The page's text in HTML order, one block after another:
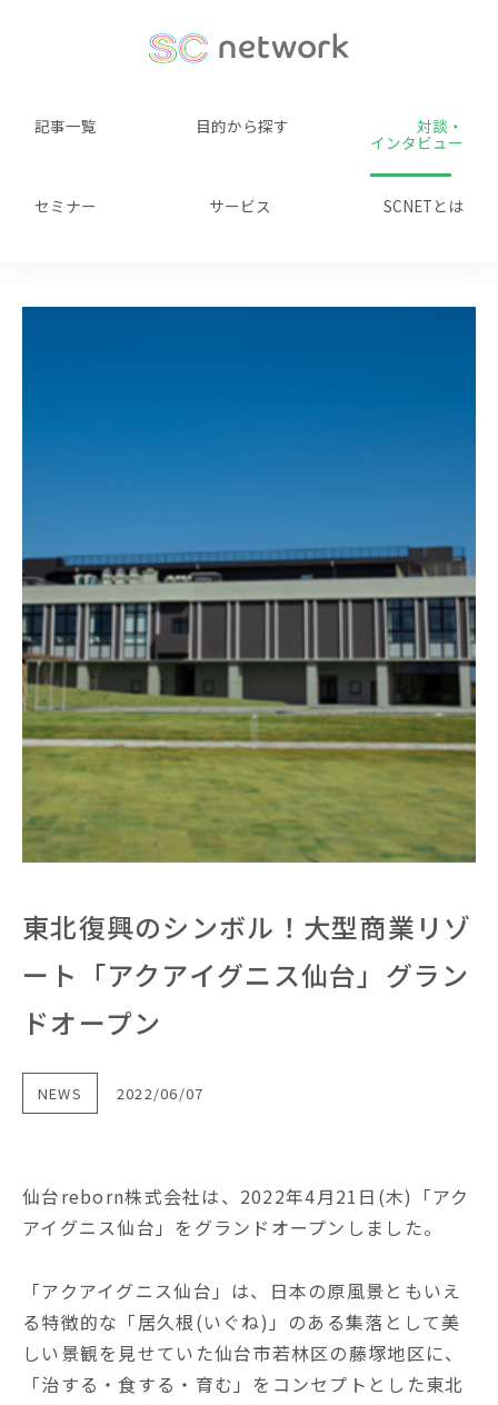
記事一覧 目的から探す 対談・
インタビュー
セミナー サービス SCNETとは
東北復興のシンボル！大型商業リゾ
ート「アクアイグニス仙台」グラン
ドオープン
NEWS 2022/06/07
仙台reborn株式会社は、2022年4月21日(木)「アク
アイグニス仙台」をグランドオープンしました。
「アクアイグニス仙台」は、日本の原風景ともいえ
る特徴的な「居久根(いぐね)」のある集落として美
しい景観を見せていた仙台市若林区の藤塚地区に、
「治する・食する・育む」をコンセプトとした東北